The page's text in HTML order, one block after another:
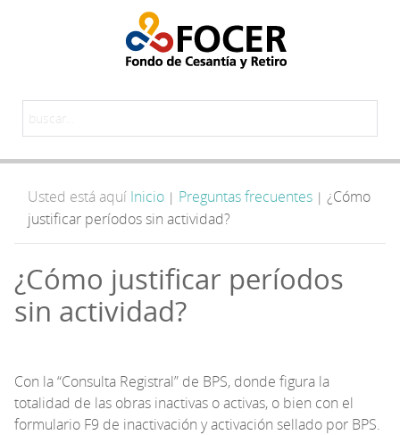
Usted está aquí Inicio | Preguntas frecuentes | ¿Cómo
justificar períodos sin actividad?
¿Cómo justificar períodos
sin actividad?
Con la “Consulta Registral” de BPS, donde figura la
totalidad de las obras inactivas o activas, o bien con el
formulario F9 de inactivación y activación sellado por BPS.